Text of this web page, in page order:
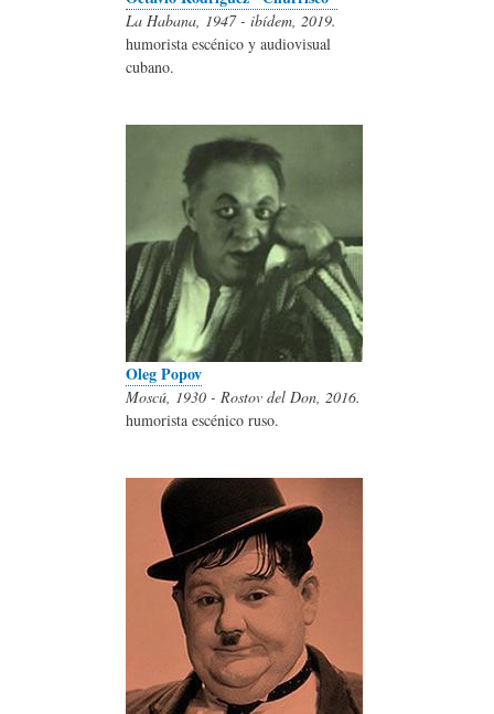
La Habana, 1947 - ibídem, 2019.
humorista escénico y audiovisual
cubano.
Oleg Popov
Moscú, 1930 - Rostov del Don, 2016.
humorista escénico ruso.